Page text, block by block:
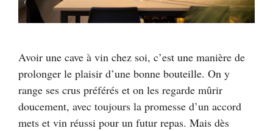
Avoir une cave à vin chez soi, c’est une manière de
prolonger le plaisir d’une bonne bouteille. On y
range ses crus préférés et on les regarde mûrir
doucement, avec toujours la promesse d’un accord
mets et vin réussi pour un futur repas. Mais dès